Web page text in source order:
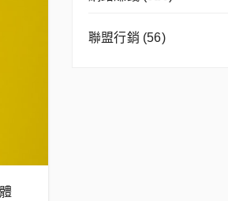
聯盟行銷 (56)